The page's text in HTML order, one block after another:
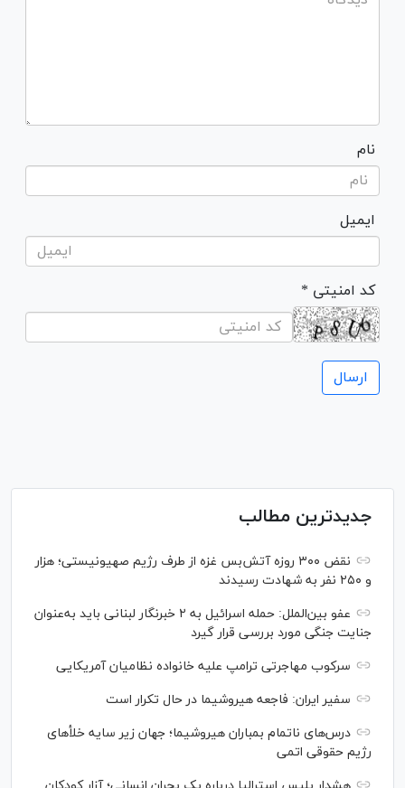
نام
ایمیل
* کد امنیتی
جدیدترین مطالب
نقض ۳۰۰ روزه آتش‌بس غزه از طرف رژیم صهیونیستی؛ هزار
و ۲۵۰ نفر به شهادت رسیدند
عفو بین‌الملل: حمله اسرائیل به ۲ خبرنگار لبنانی باید به‌عنوان
جنایت جنگی مورد بررسی قرار گیرد
سرکوب مهاجرتی ترامپ علیه خانواده نظامیان آمریکایی
سفیر ایران: فاجعه هیروشیما در حال تکرار است
درس‌های ناتمام بمباران هیروشیما؛ جهان زیر سایه خلأ‌های
رژیم حقوقی اتمی